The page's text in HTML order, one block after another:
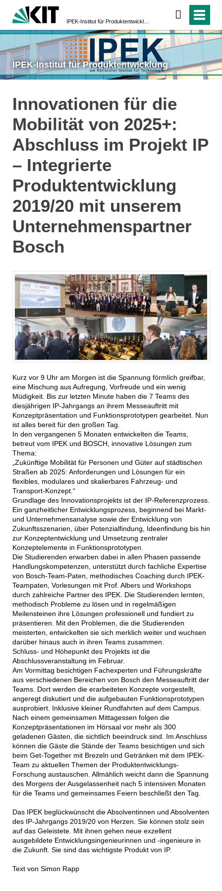
IPEK-Institut für Produktentwicklung
Innovationen für die
Mobilität von 2025+:
Abschluss im Projekt IP
– Integrierte
Produktentwicklung
2019/20 mit unserem
Unternehmenspartner
Bosch
Kurz vor 9 Uhr am Morgen ist die Spannung förmlich greifbar,
eine Mischung aus Aufregung, Vorfreude und ein wenig
Müdigkeit. Bis zur letzten Minute haben die 7 Teams des
diesjährigen IP-Jahrgangs an ihrem Messeauftritt mit
Konzeptpräsentation und Funktionsprototypen gearbeitet. Nun
ist alles bereit für den großen Tag.
In den vergangenen 5 Monaten entwickelten die Teams,
betreut vom IPEK und BOSCH, innovative Lösungen zum
Thema:
„Zukünftige Mobilität für Personen und Güter auf städtischen
Straßen ab 2025: Anforderungen und Lösungen für ein
flexibles, modulares und skalierbares Fahrzeug- und
Transport-Konzept.“
Grundlage des Innovationsprojekts ist der IP-Referenzprozess.
Ein ganzheitlicher Entwicklungsprozess, beginnend bei Markt-
und Unternehmensanalyse sowie der Entwicklung von
Zukunftsszenarien, über Potenzialfindung, Ideenfindung bis hin
zur Konzeptentwicklung und Umsetzung zentraler
Konzeptelemente in Funktionsprototypen.
Die Studierenden erwarben dabei in allen Phasen passende
Handlungskompetenzen, unterstützt durch fachliche Expertise
von Bosch-Team-Paten, methodisches Coaching durch IPEK-
Teampaten, Vorlesungen mit Prof. Albers und Workshops
durch zahlreiche Partner des IPEK. Die Studierenden lernten,
methodisch Probleme zu lösen und in regelmäßigen
Meilensteinen ihre Lösungen professionell und fundiert zu
präsentieren. Mit den Problemen, die die Studierenden
meisterten, entwickelten sie sich merklich weiter und wuchsen
darüber hinaus auch in ihren Teams zusammen.
Schluss- und Höhepunkt des Projekts ist die
Abschlussveranstaltung im Februar.
Am Vormittag besichtigen Fachexperten und Führungskräfte
aus verschiedenen Bereichen von Bosch den Messeauftritt der
Teams. Dort werden die erarbeiteten Konzepte vorgestellt,
angeregt diskutiert und die aufgebauten Funktionsprototypen
ausprobiert. Inklusive kleiner Rundfahrten auf dem Campus.
Nach einem gemeinsamen Mittagessen folgen die
Konzeptpräsentationen im Hörsaal vor mehr als 300
geladenen Gästen, die sichtlich beeindruck sind. Im Anschluss
können die Gäste die Stände der Teams besichtigen und sich
beim Get-Together mit Brezeln und Getränken mit dem IPEK-
Team zu aktuellen Themen der Produktentwicklungs-
Forschung austauschen. Allmählich weicht dann die Spannung
des Morgens der Ausgelassenheit nach 5 intensiven Monaten
für die Teams und gemeinsames Feiern beschließt den Tag.
Das IPEK beglückwünscht die Absolventinnen und Absolventen
des IP-Jahrgangs 2019/20 von Herzen. Sie können stolz sein
auf das Geleistete. Mit ihnen gehen neue exzellent
ausgebildete Entwicklungsingenieurinnen und -ingenieure in
die Zukunft. Sie sind das wichtigste Produkt von IP.
Text von Simon Rapp